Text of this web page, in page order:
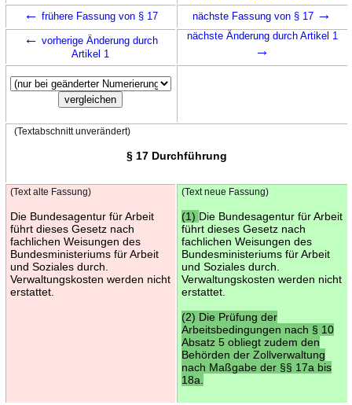
← frühere Fassung von § 17 nächste Fassung von § 17 →
← vorherige Änderung durch
Artikel 1
nächste Änderung durch Artikel 1
→
(Textabschnitt unverändert)
§ 17 Durchführung
(Text alte Fassung)
Die Bundesagentur für Arbeit
führt dieses Gesetz nach
fachlichen Weisungen des
Bundesministeriums für Arbeit
und Soziales durch.
Verwaltungskosten werden nicht
erstattet.
(Text neue Fassung)
(1) Die Bundesagentur für Arbeit
führt dieses Gesetz nach
fachlichen Weisungen des
Bundesministeriums für Arbeit
und Soziales durch.
Verwaltungskosten werden nicht
erstattet.
(2) Die Prüfung der
Arbeitsbedingungen nach § 10
Absatz 5 obliegt zudem den
Behörden der Zollverwaltung
nach Maßgabe der §§ 17a bis
18a.